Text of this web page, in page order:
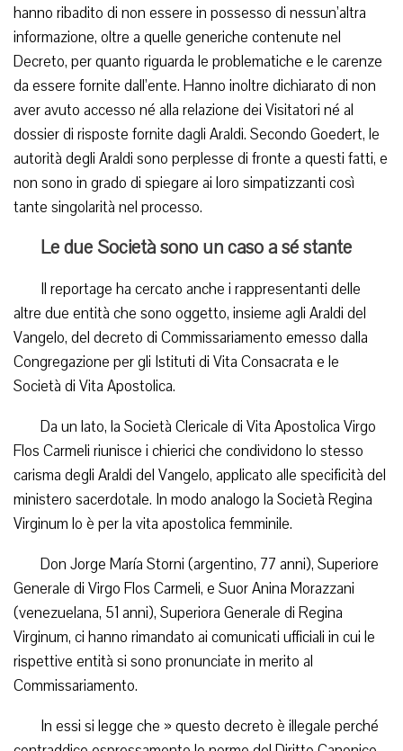
hanno ribadito di non essere in possesso di nessun’altra
informazione, oltre a quelle generiche contenute nel
Decreto, per quanto riguarda le problematiche e le carenze
da essere fornite dall’ente. Hanno inoltre dichiarato di non
aver avuto accesso né alla relazione dei Visitatori né al
dossier di risposte fornite dagli Araldi. Secondo Goedert, le
autorità degli Araldi sono perplesse di fronte a questi fatti, e
non sono in grado di spiegare ai loro simpatizzanti così
tante singolarità nel processo.
Le due Società sono un caso a sé stante
Il reportage ha cercato anche i rappresentanti delle
altre due entità che sono oggetto, insieme agli Araldi del
Vangelo, del decreto di Commissariamento emesso dalla
Congregazione per gli Istituti di Vita Consacrata e le
Società di Vita Apostolica.
Da un lato, la Società Clericale di Vita Apostolica Virgo
Flos Carmeli riunisce i chierici che condividono lo stesso
carisma degli Araldi del Vangelo, applicato alle specificità del
ministero sacerdotale. In modo analogo la Società Regina
Virginum lo è per la vita apostolica femminile.
Don Jorge María Storni (argentino, 77 anni), Superiore
Generale di Virgo Flos Carmeli, e Suor Anina Morazzani
(venezuelana, 51 anni), Superiora Generale di Regina
Virginum, ci hanno rimandato ai comunicati ufficiali in cui le
rispettive entità si sono pronunciate in merito al
Commissariamento.
In essi si legge che » questo decreto è illegale perché